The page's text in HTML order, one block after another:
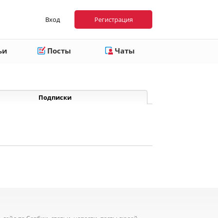
Вход Регистрация
Посты Чаты
Подписки